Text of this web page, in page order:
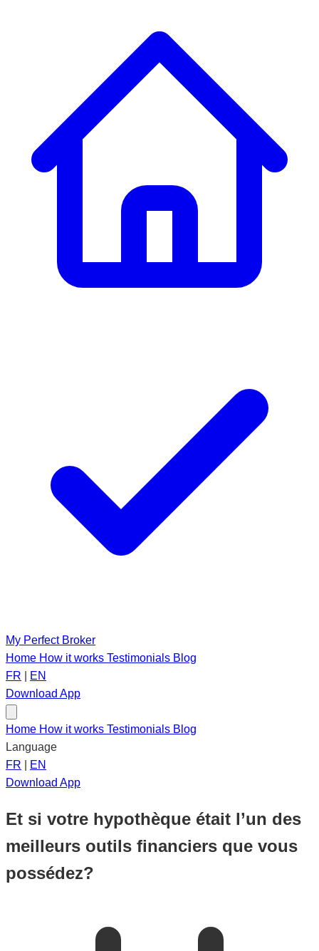
My Perfect Broker
Home How it works Testimonials Blog
FR
EN
Download App
Home How it works Testimonials Blog
Language
FR
EN
Download App
Et si votre hypothèque était l’un des
meilleurs outils financiers que vous
possédez?